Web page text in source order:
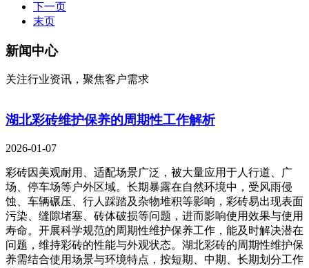
下一页
末页
新闻中心
关注行业资讯，聚焦客户需求
湖北彩砖维护保养的周期性工作解析
2026-01-07
彩砖因美观耐用、适配场景广泛，被大量应用于人行道、广
场、停车场等户外区域。长期暴露在自然环境中，受风雨侵
蚀、车辆碾压、行人踩踏及杂物堆积等影响，彩砖易出现表面
污染、缝隙堵塞、砖体破损等问题，进而影响使用效果与使用
寿命。开展科学规范的周期性维护保养工作，能及时解决潜在
问题，维持彩砖的性能与外观状态。湖北彩砖的周期性维护保
养需结合使用场景与环境特点，按短期、中期、长期划分工作